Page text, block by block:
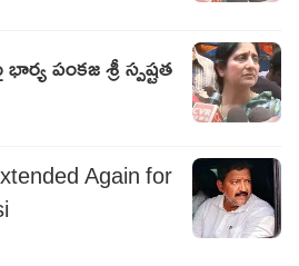
పంకజ శ్రీ స్పష్టత
Again for